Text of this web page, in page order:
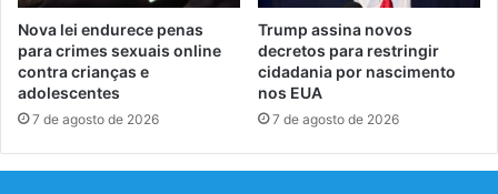
Nova lei endurece penas
para crimes sexuais online
contra crianças e
adolescentes
7 de agosto de 2026
Trump assina novos
decretos para restringir
cidadania por nascimento
nos EUA
7 de agosto de 2026